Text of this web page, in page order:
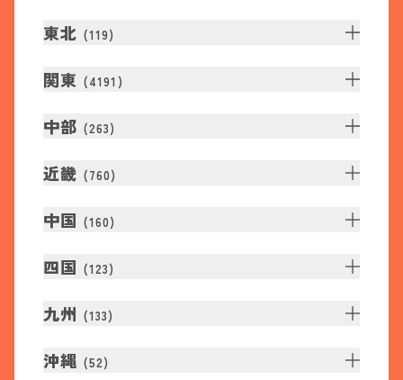
東北 (119)
関東 (4191 )
中部 (263)
近畿 (760)
中国 (160)
四国 (123)
九州 (133)
沖縄 (52)